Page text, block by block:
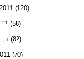
(120)
(58)
(82)
(70)